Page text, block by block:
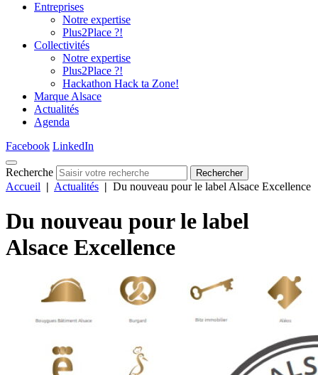
Entreprises
Notre expertise
Plus2Place ?!
Collectivités
Notre expertise
Plus2Place ?!
Hackathon Hack ta Zone!
Marque Alsace
Actualités
Agenda
Facebook LinkedIn
Recherche Rechercher
Accueil | Actualités | Du nouveau pour le label Alsace Excellence
Du nouveau pour le label
Alsace Excellence